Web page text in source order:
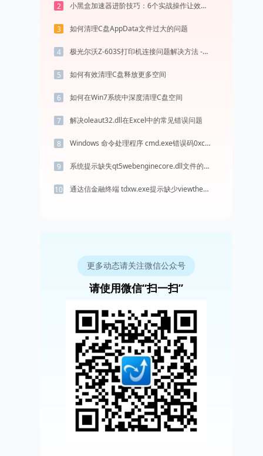
2 小黑盒加速器进阶技巧：6个实战操作让效率翻倍
3 如何清理C盘AppData文件过大的问题
4 极光尔沃Z-603S打印机连接问题解决方法 -金山毒霸
5 如何有效清理C盘释放更多空间
6 如何在Win7系统中深度清理C盘空间
7 解决oleaut32.dll在Excel中的常见错误问题
8 Windows 命令处理程序 cmd.exe错误码0xc0000017处理办法
9 系统提示缺失qt5webenginecore.dll文件的解决方法
10 通达信金融终端 tdxw.exe提示缺少viewthem.dll文件的解决办法
更多动态请关注微信公众号
请使用微信“扫一扫”